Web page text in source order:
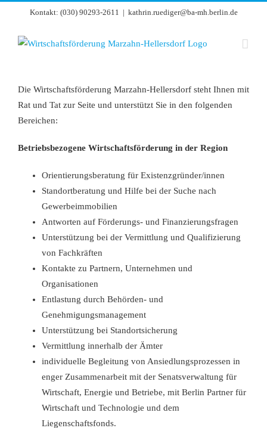
springen
Kontakt: (030) 90293-2611 | kathrin.ruediger@ba-mh.berlin.de
Die Wirtschaftsförderung Marzahn-Hellersdorf steht Ihnen mit
Rat und Tat zur Seite und unterstützt Sie in den folgenden
Bereichen:
Betriebsbezogene Wirtschaftsförderung in der Region
Orientierungsberatung für Existenzgründer/innen
Standortberatung und Hilfe bei der Suche nach
Gewerbeimmobilien
Antworten auf Förderungs- und Finanzierungsfragen
Unterstützung bei der Vermittlung und Qualifizierung
von Fachkräften
Kontakte zu Partnern, Unternehmen und
Organisationen
Entlastung durch Behörden- und
Genehmigungsmanagement
Unterstützung bei Standortsicherung
Vermittlung innerhalb der Ämter
individuelle Begleitung von Ansiedlungsprozessen in
enger Zusammenarbeit mit der Senatsverwaltung für
Wirtschaft, Energie und Betriebe, mit Berlin Partner für
Wirtschaft und Technologie und dem
Liegenschaftsfonds.